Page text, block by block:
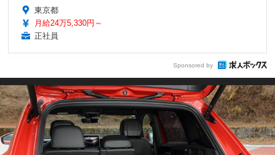
東京都
月給24万5,330円～
正社員
Sponsored by